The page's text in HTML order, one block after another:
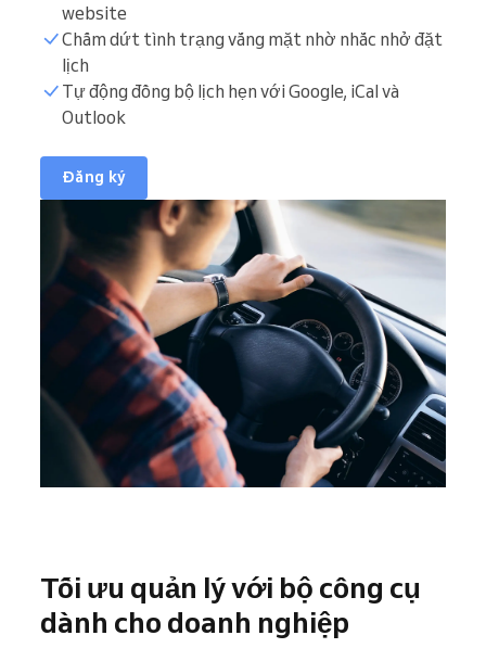
website
Chấm dứt tình trạng vắng mặt nhờ nhắc nhở đặt
lịch
Tự động đồng bộ lịch hẹn với Google, iCal và
Outlook
Đăng ký
Tối ưu quản lý với bộ công cụ
dành cho doanh nghiệp